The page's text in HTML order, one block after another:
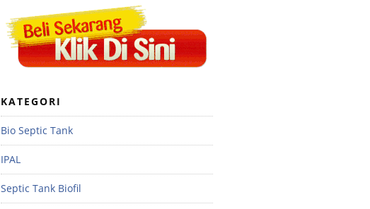
KATEGORI
Bio Septic Tank
IPAL
Septic Tank Biofil